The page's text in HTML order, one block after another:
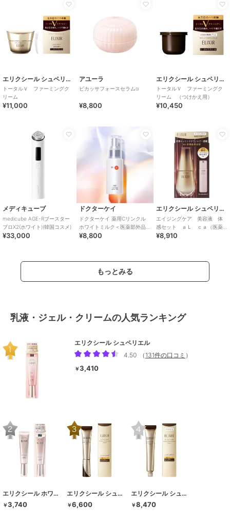
エリクシール シュペリエル
トータルＶ ファーミングク
リーム
¥11,000
アユーラ
ビカッサフォースセラムα
¥8,800
エリクシール シュペリエル
トータルＶ ファーミングク
リーム （つけかえ用）
¥10,450
メディキューブ
medicube AGE-Rブースター
プロX2(ホワイト)(韓国コスメ)
¥33,000
ドクターケイ
ドクターケイ 薬用Cリンクル
ホワイトミルク＜医薬部外品
＞
¥8,800
エリクシール シュペリエル
エイジングケア 美容液 体
感セット ａＬ ｃａ（医薬
部外品）
¥8,910
もっとみる
乳液・ジェル・クリームの人気ランキング
エリクシール シュペリエル
4.50
（ 131件の口コミ ）
￥3,410
エリクシール ホワイト
￥3,740
エリクシール シュペリエル
￥6,600
エリクシール シュペリエル
￥8,470